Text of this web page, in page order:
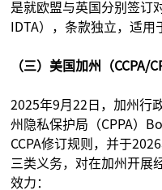
是就欧盟与英国分别签订
IDTA），条款独立，适
（三）美国加州（CCPA/
2025年9月22日，加州行
州隐私保护局（CPPA）
CCPA修订规则，并于
三类义务，对在加州开展
效力：